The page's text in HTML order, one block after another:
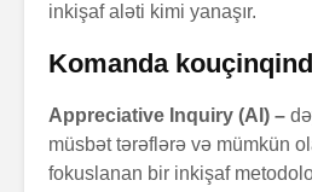
inkişaf aləti kimi yanaşır.
Komanda
Appreciative Inquiry (AI) –
müsbət tərəflərə və mümkün
fokuslanan bir inkişaf